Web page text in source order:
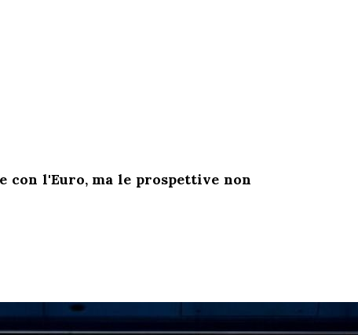
con l'Euro, ma le prospettive non